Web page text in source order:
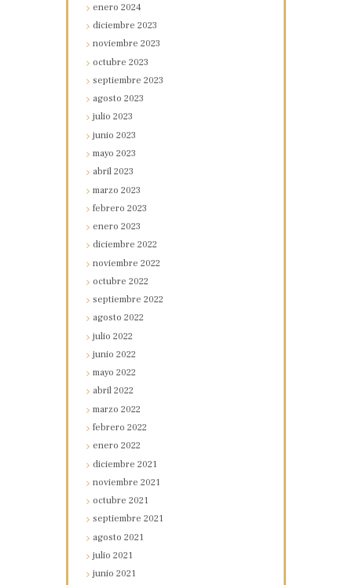
enero2024
diciembre2023
noviembre2023
octubre2023
septiembre2023
agosto2023
julio2023
junio2023
mayo2023
abril2023
marzo2023
febrero2023
enero2023
diciembre2022
noviembre2022
octubre2022
septiembre2022
agosto2022
julio2022
junio2022
mayo2022
abril2022
marzo2022
febrero2022
enero2022
diciembre2021
noviembre2021
octubre2021
septiembre2021
agosto2021
julio2021
junio2021